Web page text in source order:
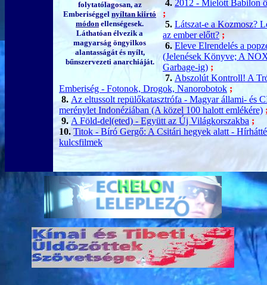
folytatólagosan, az
Emberiséggel nyíltan kiirtó
módon ellenségesek.
Láthatóan élvezik a
magyarság öngyilkos
alantasságát és nyílt,
bűnszervezeti anarchiáját.
4. 2012 - Mielőtt Babilon
;
5. Látszat-e a Kozmosz?
az ember előtt? ;
6. Eleve Elrendelés a
(Jelenések Könyve; A
Garbage-ig) ;
7. Abszolút Kontroll! A
Emberiség - Fotonok, Drogok, Nanorobotok ;
8. Az eltussolt repülőkatasztrófa - Magyar állami- és
merénylet Indonéziában (A közel 100 halott emlékére)
9. A Föld-del(eted) - Együtt az Új Világkorszakba ;
10. Titok - Bíró Gergő: A Csitári hegyek alatt -
kulcsfilmek